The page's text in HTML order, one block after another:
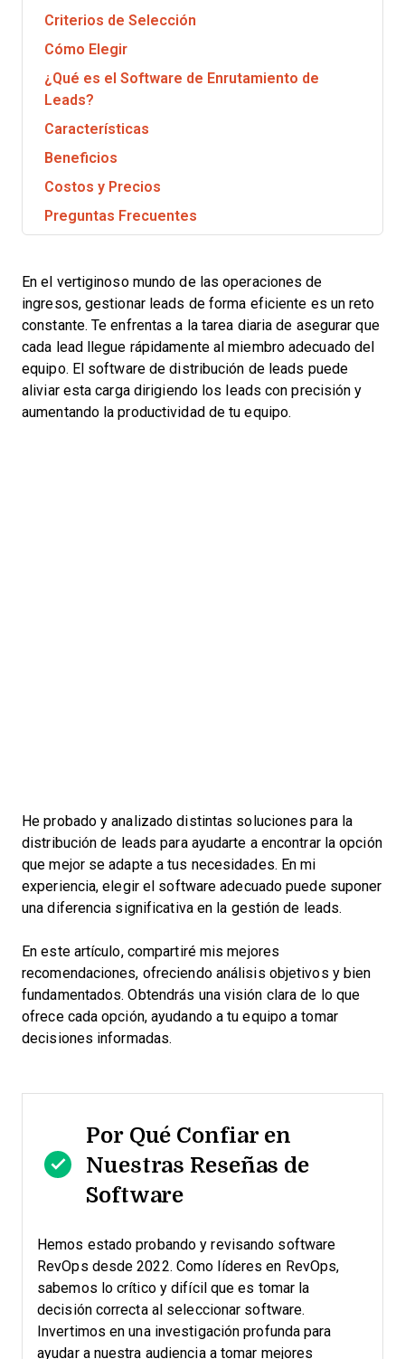
Criterios de Selección
Cómo Elegir
¿Qué es el Software de Enrutamiento de
Leads?
Características
Beneficios
Costos y Precios
Preguntas Frecuentes
En el vertiginoso mundo de las operaciones de
ingresos, gestionar leads de forma eficiente es un reto
constante. Te enfrentas a la tarea diaria de asegurar que
cada lead llegue rápidamente al miembro adecuado del
equipo. El software de distribución de leads puede
aliviar esta carga dirigiendo los leads con precisión y
aumentando la productividad de tu equipo.
He probado y analizado distintas soluciones para la
distribución de leads para ayudarte a encontrar la opción
que mejor se adapte a tus necesidades. En mi
experiencia, elegir el software adecuado puede suponer
una diferencia significativa en la gestión de leads.
En este artículo, compartiré mis mejores
recomendaciones, ofreciendo análisis objetivos y bien
fundamentados. Obtendrás una visión clara de lo que
ofrece cada opción, ayudando a tu equipo a tomar
decisiones informadas.
Por Qué Confiar en
Nuestras Reseñas de
Software
Hemos estado probando y revisando software
RevOps desde 2022. Como líderes en RevOps,
sabemos lo crítico y difícil que es tomar la
decisión correcta al seleccionar software.
Invertimos en una investigación profunda para
ayudar a nuestra audiencia a tomar mejores